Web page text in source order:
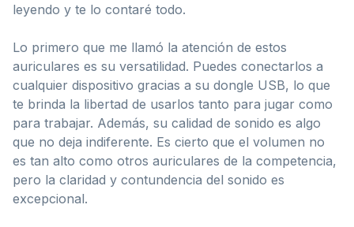
leyendo y te lo contaré todo.
Lo primero que me llamó la atención de estos
auriculares es su versatilidad. Puedes conectarlos a
cualquier dispositivo gracias a su dongle USB, lo que
te brinda la libertad de usarlos tanto para jugar como
para trabajar. Además, su calidad de sonido es algo
que no deja indiferente. Es cierto que el volumen no
es tan alto como otros auriculares de la competencia,
pero la claridad y contundencia del sonido es
excepcional.